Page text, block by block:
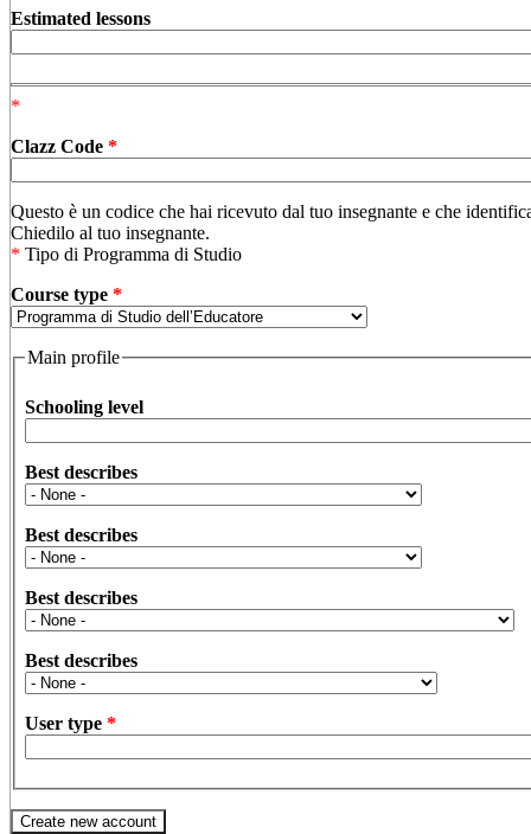
Estimated lessons
*
Clazz Code *
Questo è un codice che hai ricevuto dal tuo insegnante e che
Chiedilo al tuo insegnante.
* Tipo di Programma di Studio
Course type *
Main profile
Schooling level
Best describes
Best describes
Best describes
Best describes
User type *